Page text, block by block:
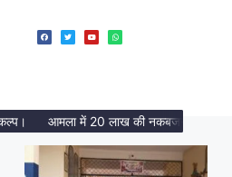
आमला में 20 लाख की नकबजनी का पर्दाफाश,